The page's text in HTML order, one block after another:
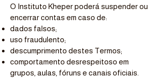
O Instituto Kheper poderá suspender ou
encerrar contas em caso de:
dados falsos;
uso fraudulento;
descumprimento destes Termos;
comportamento desrespeitoso em
grupos, aulas, fóruns e canais oficiais.